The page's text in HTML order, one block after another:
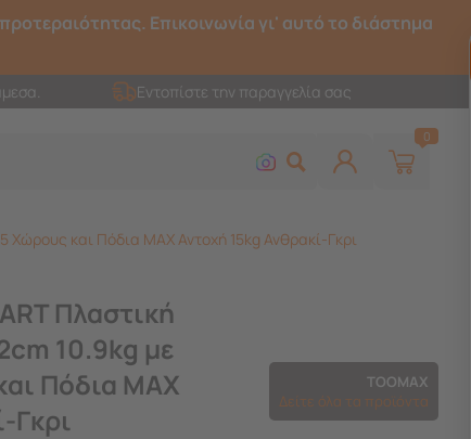
Επικοινωνία γι' αυτό το διάστημα
Εντοπίστε την παραγγελία σας
0
και Πόδια MAX Αντοχή 15kg Ανθρακί-Γκρι
Πλαστική
10.9kg με
Πόδια MAX
Γκρι
TOOMAX
Δείτε όλα τα προϊόντα